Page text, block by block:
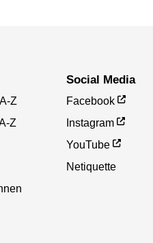
Z
Z
Social Media
Facebook
Instagram
YouTube
Netiquette